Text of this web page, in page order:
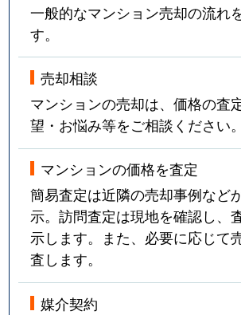
一般的なマンション売却の流れ
す。
売却相談
マンションの売却は、価格の査
望・お悩み等をご相談ください。
マンションの価格を査定
簡易査定は近隣の売却事例など
示。訪問査定は現地を確認し、
示します。また、必要に応じて
査します。
媒介契約